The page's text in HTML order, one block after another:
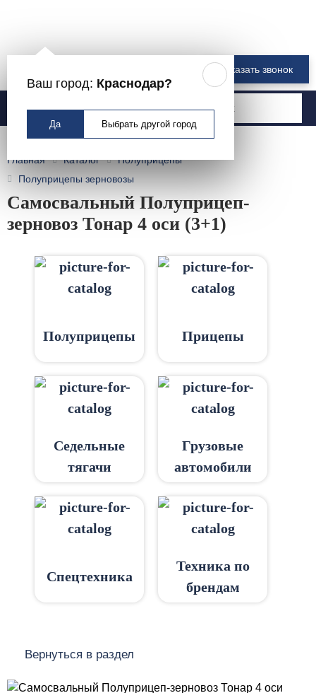
Ваш город: Краснодар?
Да Выбрать другой город
Заказать звонок
Москва
Главная Каталог
Полуприцепы
Полуприцепы зерновозы
Самосвальный Полуприцеп-
зерновоз Тонар 4 оси (3+1)
Полуприцепы Прицепы
Седельные
тягачи
Грузовые
автомобили
Спецтехника
Техника по
брендам
Вернуться в раздел